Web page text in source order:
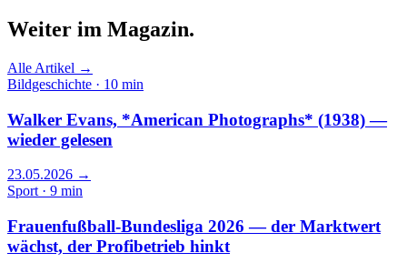
Weiter im Magazin.
Alle Artikel →
Bildgeschichte · 10 min
Walker Evans, *American Photographs* (1938) —
wieder gelesen
23.05.2026 →
Sport · 9 min
Frauenfußball-Bundesliga 2026 — der Marktwert
wächst, der Profibetrieb hinkt